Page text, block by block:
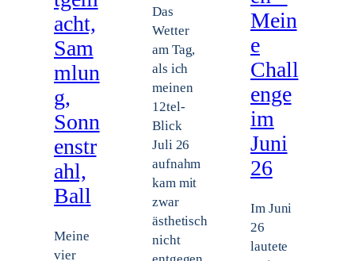
acht,
Sam
mlun
g,
Sonn
enstr
ahl,
Ball
Meine
vier
Das
Wetter
am Tag,
als ich
meinen
12tel-
Blick
Juli 26
aufnahm
kam mit
zwar
ästhetisch
nicht
Mein
e
Chall
enge
im
Juni
26
Im Juni
26
lautete